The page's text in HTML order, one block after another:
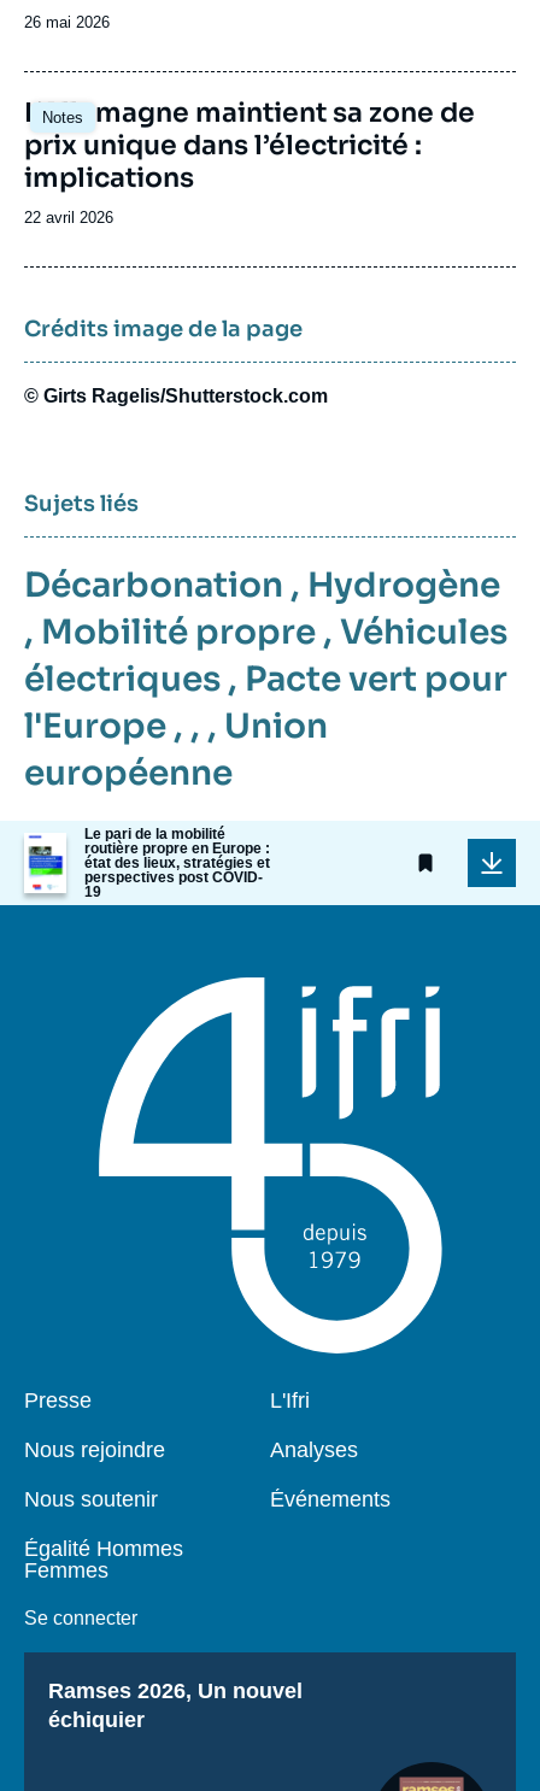
Date
publication
26 mai 2026
Notes
Image
principale
L’Allemagne maintient sa zone de
prix unique dans l’électricité :
implications
Date
publication
22 avril 2026
Crédits image de la page
© Girts Ragelis/Shutterstock.com
Sujets liés
Décarbonation , Hydrogène
, Mobilité propre , Véhicules
électriques , Pacte vert pour
l'Europe , , , Union
européenne
Image
de
couverture
de
Le pari de la mobilité
routière propre en Europe :
état des lieux, stratégies et
perspectives post COVID-
19
Pied
Presse
Nous rejoindre
Nous soutenir
Égalité Hommes
Femmes
Se connecter
Navigation
L'Ifri
Analyses
Événements
Titre
Ramses 2026, Un nouvel
échiquier